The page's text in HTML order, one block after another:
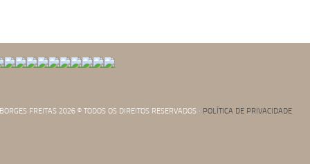
FREITAS 2026 © TODOS OS DIREITOS RESERVADOS · POLÍTICA DE PRIVACIDADE